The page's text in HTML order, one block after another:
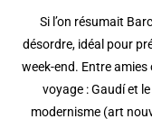
Si l’on résumait
désordre, idéal pour
week-end. Entre
voyage : Gaudí et
modernisme (art